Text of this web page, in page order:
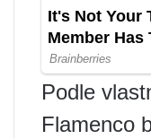
Podle
Flamenco